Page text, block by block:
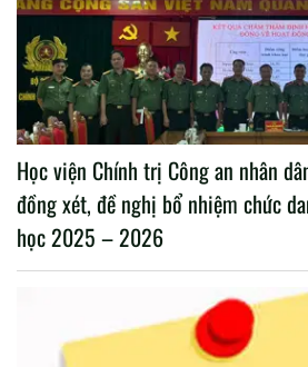
Học viện Chính trị Công an nhân
đồng xét, đề nghị bổ nhiệm chức
học 2025 – 2026